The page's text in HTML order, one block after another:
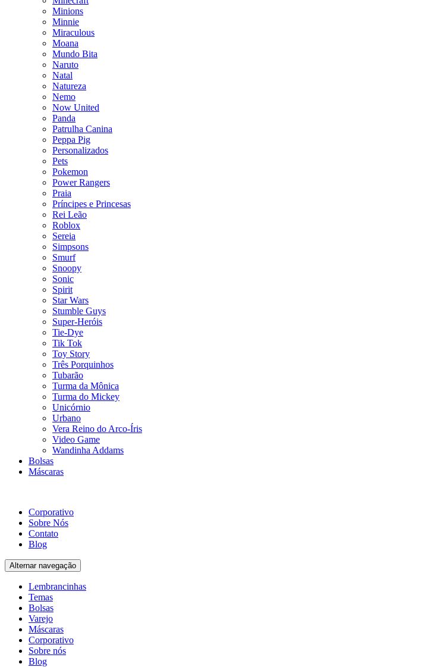
Minions
Minnie
Miraculous
Moana
Mundo Bita
Naruto
Natal
Natureza
Nemo
Now United
Panda
Patrulha Canina
Peppa Pig
Personalizados
Pets
Pokemon
Power Rangers
Praia
Príncipes e Princesas
Rei Leão
Roblox
Sereia
Simpsons
Smurf
Snoopy
Sonic
Spirit
Star Wars
Stumble Guys
Super-Heróis
Tie-Dye
Tik Tok
Toy Story
Três Porquinhos
Tubarão
Turma da Mônica
Turma do Mickey
Unicórnio
Urbano
Vera Reino do Arco-Íris
Video Game
Wandinha Addams
Bolsas
Máscaras
Corporativo
Sobre Nós
Contato
Blog
Alternar navegação
Lembrancinhas
Temas
Bolsas
Varejo
Máscaras
Corporativo
Sobre nós
Blog